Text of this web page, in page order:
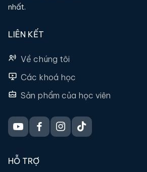
nhất.
LIÊN KẾT
Về chúng tôi
Các khoá học
Sản phẩm của học viên
HỖ TRỢ